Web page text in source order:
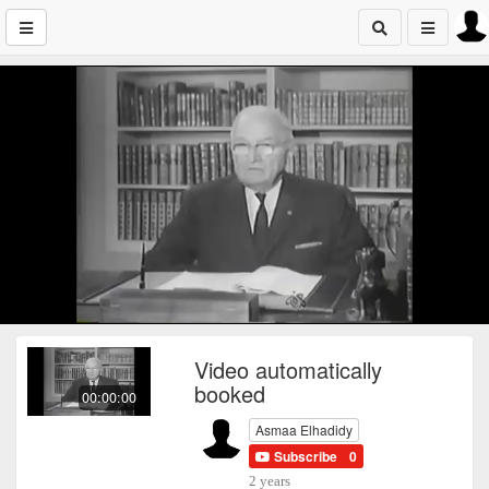
00:00:00
Video automatically
booked
Asmaa Elhadidy
Subscribe 0
2 years